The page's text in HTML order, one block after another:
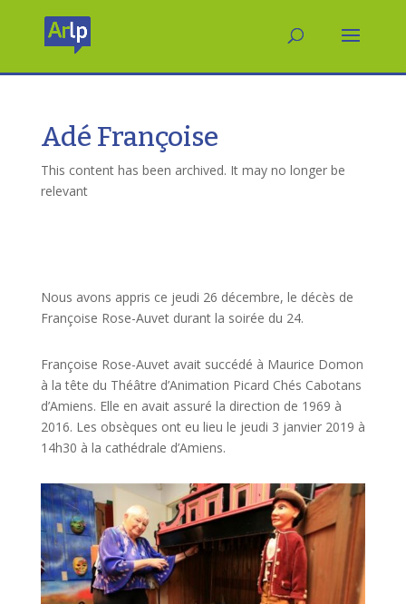
Adé Françoise
This content has been archived. It may no longer be
relevant
Nous avons appris ce jeudi 26 décembre, le décès de
Françoise Rose-Auvet durant la soirée du 24.
Françoise Rose-Auvet avait succédé à Maurice Domon
à la tête du Théâtre d’Animation Picard Chés Cabotans
d’Amiens. Elle en avait assuré la direction de 1969 à
2016. Les obsèques ont eu lieu le jeudi 3 janvier 2019 à
14h30 à la cathédrale d’Amiens.